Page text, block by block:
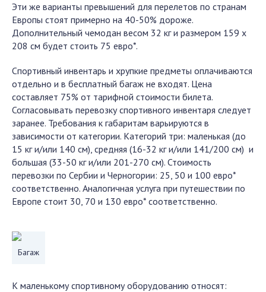
Эти же варианты превышений для перелетов по странам
Европы стоят примерно на 40-50% дороже.
Дополнительный чемодан весом 32 кг и размером 159 х
208 см будет стоить 75 евро*.
Спортивный инвентарь и хрупкие предметы оплачиваются
отдельно и в бесплатный багаж не входят. Цена
составляет 75% от тарифной стоимости билета.
Согласовывать перевозку спортивного инвентаря следует
заранее. Требования к габаритам варьируются в
зависимости от категории. Категорий три: маленькая (до
15 кг и/или 140 см), средняя (16-32 кг и/или 141/200 см) и
большая (33-50 кг и/или 201-270 см). Стоимость
перевозки по Сербии и Черногории: 25, 50 и 100 евро*
соответственно. Аналогичная услуга при путешествии по
Европе стоит 30, 70 и 130 евро* соответственно.
Багаж
К маленькому спортивному оборудованию относят: